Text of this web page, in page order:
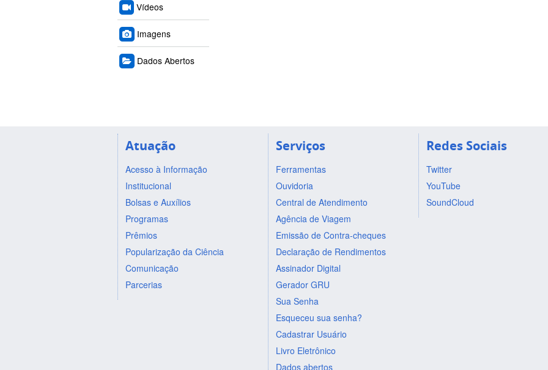
Vídeos
Imagens
Dados Abertos
Atuação
Acesso à Informação
Institucional
Bolsas e Auxílios
Programas
Prêmios
Popularização da Ciência
Comunicação
Parcerias
Serviços
Ferramentas
Ouvidoria
Central de Atendimento
Agência de Viagem
Emissão de Contra-cheques
Declaração de Rendimentos
Assinador Digital
Gerador GRU
Sua Senha
Esqueceu sua senha?
Cadastrar Usuário
Livro Eletrônico
Dados abertos
Redes Sociais
Twitter
YouTube
SoundCloud